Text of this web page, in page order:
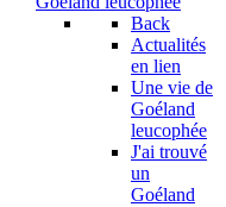
Back
Actualités
en lien
Une vie de
Goéland
leucophée
J'ai trouvé
un
Goéland